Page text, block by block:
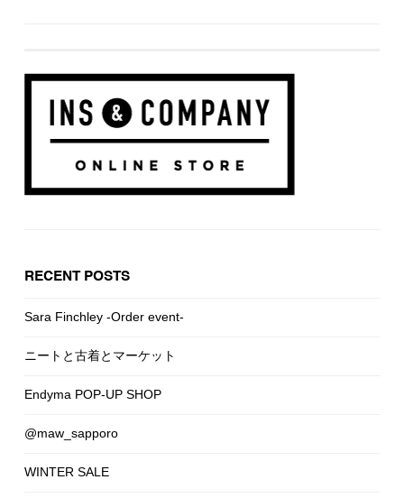
RECENT POSTS
Sara Finchley -Order event-
ニートと古着とマーケット
Endyma POP-UP SHOP
@maw_sapporo
WINTER SALE